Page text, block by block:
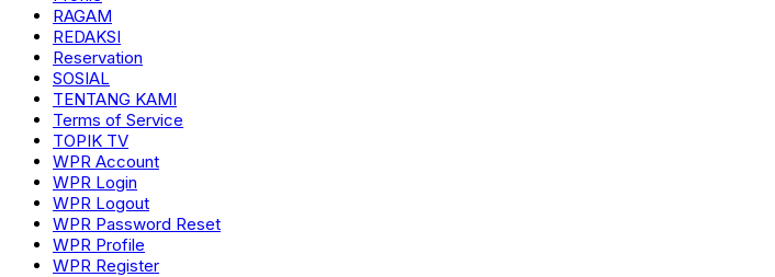
RAGAM
REDAKSI
Reservation
SOSIAL
TENTANG KAMI
Terms of Service
TOPIK TV
WPR Account
WPR Login
WPR Logout
WPR Password Reset
WPR Profile
WPR Register